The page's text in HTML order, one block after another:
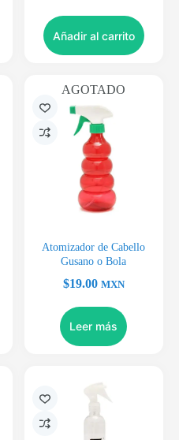
Añadir al carrito
AGOTADO
Atomizador de Cabello
Gusano o Bola
$19.00 MXN
Leer más